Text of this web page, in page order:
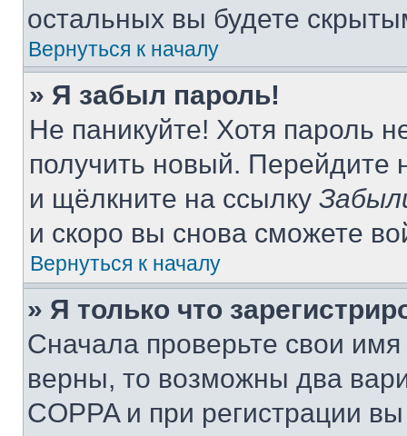
остальных вы будете
Вернуться к началу
» Я забыл пароль!
Не паникуйте! Хотя пароль
получить новый. Перейдите
и щёлкните на ссылку
и скоро вы снова сможете
Вернуться к началу
» Я только что
Сначала проверьте свои
верны, то возможны два
COPPA и при регистрации